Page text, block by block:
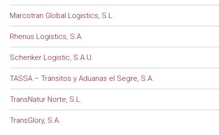
Marcotran Global Logistics, S.L.
Rhenus Logistics, S.A.
Schenker Logistic, S.A.U.
TASSA – Tránsitos y Aduanas el Segre, S.A.
TransNatur Norte, S.L.
TransGlory, S.A.